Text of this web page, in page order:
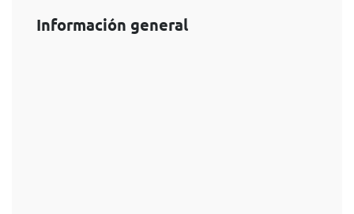
Información general